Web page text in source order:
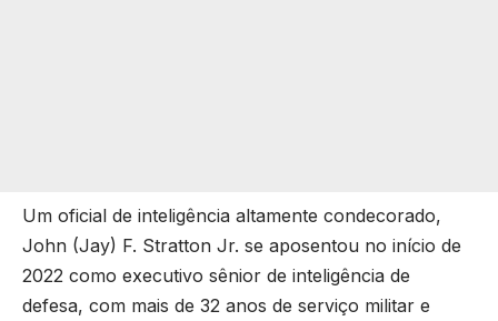
Um oficial de inteligência altamente condecorado,
John (Jay) F. Stratton Jr. se aposentou no início de
2022 como executivo sênior de inteligência de
defesa, com mais de 32 anos de serviço militar e